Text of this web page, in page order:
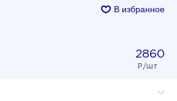
В избранное
2860
Р/шт